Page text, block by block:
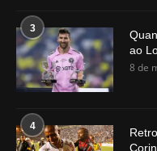
3
ao
8 de
4